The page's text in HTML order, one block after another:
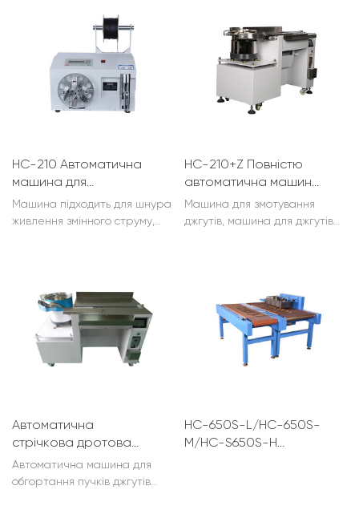
(відкритий проріз), який
дозволяє відкривати
просте управління
HC-210 Автоматична
машина для
намотування дроту
Машина підходить для шнура
живлення змінного струму,
HC-210+Z Повністю
автоматична машина
для змотування
дроту/кабельних
Машина для змотування
джгутів, машина для джгутів
виробників дротяної
продукції, для USB / AC / DC
дроту тощо...
Автоматична
стрічкова дротова
машина HC-290
Автоматична машина для
обгортання пучків джгутів
HC-650S-L/HC-650S-
M/HC-S650S-H